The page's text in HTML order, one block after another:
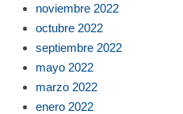
noviembre 2022
octubre 2022
septiembre 2022
mayo 2022
marzo 2022
enero 2022